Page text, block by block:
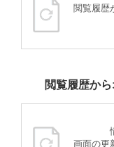
閲覧履歴
閲覧履歴か
画面の更